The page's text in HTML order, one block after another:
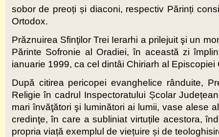
sobor de preoți și diaconi, respectiv Părinți
Ortodox.
Prăznuirea Sfinţilor Trei Ierarhi a prilejuit şi un
Părinte Sofronie al Oradiei, în această zi
ianuarie 1999, ca cel dintâi Chiriarh al
După citirea pericopei evanghelice rânduite,
Religie în cadrul Inspectoratului Școlar
mari învăţători şi luminători ai lumii, vase alese
credinţe, în care a subliniat virtuțile acestora,
propria viață exemplul de viețuire și de